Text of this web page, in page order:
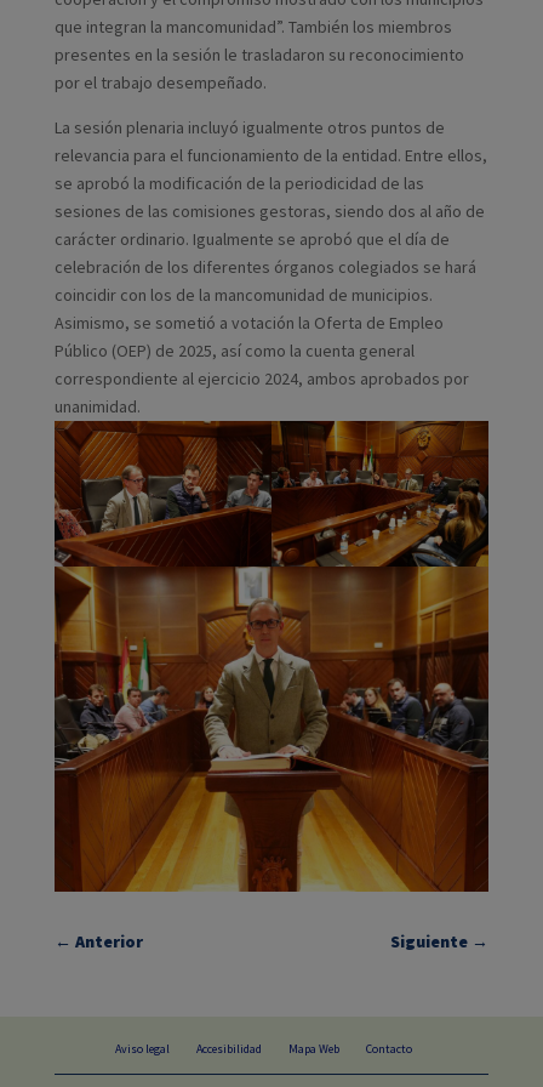
que integran la mancomunidad”. También los miembros
presentes en la sesión le trasladaron su reconocimiento
por el trabajo desempeñado.
La sesión plenaria incluyó igualmente otros puntos de
relevancia para el funcionamiento de la entidad. Entre ellos,
se aprobó la modificación de la periodicidad de las
sesiones de las comisiones gestoras, siendo dos al año de
carácter ordinario. Igualmente se aprobó que el día de
celebración de los diferentes órganos colegiados se hará
coincidir con los de la mancomunidad de municipios.
Asimismo, se sometió a votación la Oferta de Empleo
Público (OEP) de 2025, así como la cuenta general
correspondiente al ejercicio 2024, ambos aprobados por
unanimidad.
← Anterior Siguiente →
Aviso legal Accesibilidad Mapa Web Contacto